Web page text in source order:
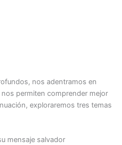
nos adentramos en
permiten comprender mejor
exploraremos tres temas
mensaje salvador